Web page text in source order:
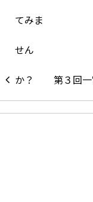
第３回